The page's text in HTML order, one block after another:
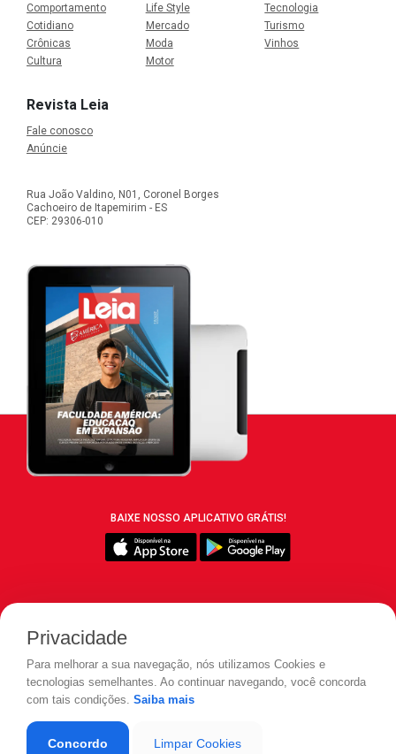
Comportamento
Cotidiano
Crônicas
Cultura
Life Style
Mercado
Moda
Motor
Tecnologia
Turismo
Vinhos
Revista Leia
Fale conosco
Anúncie
Rua João Valdino, N01, Coronel Borges
Cachoeiro de Itapemirim - ES
CEP: 29306-010
BAIXE NOSSO APLICATIVO GRÁTIS!
Privacidade
Para melhorar a sua navegação, nós utilizamos Cookies e
tecnologias semelhantes. Ao continuar navegando, você concorda
com tais condições. Saiba mais
Concordo Limpar Cookies